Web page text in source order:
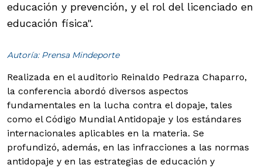
educación y prevención, y el rol del licenciado en
educación física".
Autoría: Prensa Mindeporte
Realizada en el auditorio Reinaldo Pedraza Chaparro,
la conferencia abordó diversos aspectos
fundamentales en la lucha contra el dopaje, tales
como el Código Mundial Antidopaje y los estándares
internacionales aplicables en la materia. Se
profundizó, además, en las infracciones a las normas
antidopaje y en las estrategias de educación y